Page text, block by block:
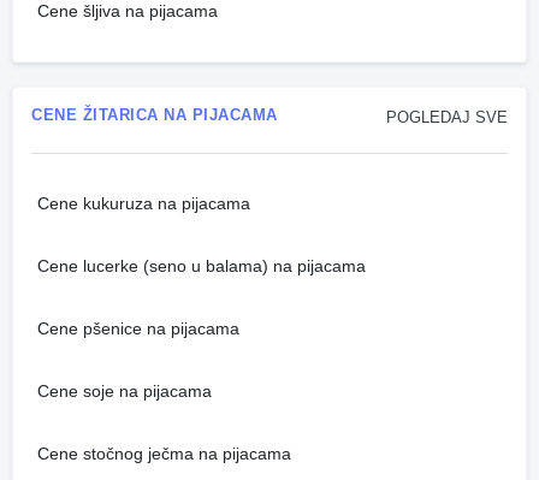
Cene šljiva na pijacama
POGLEDAJ SVE
CENE ŽITARICA NA PIJACAMA
Cene kukuruza na pijacama
Cene lucerke (seno u balama) na pijacama
Cene pšenice na pijacama
Cene soje na pijacama
Cene stočnog ječma na pijacama